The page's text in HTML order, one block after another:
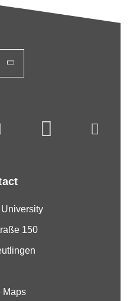
150
Maps